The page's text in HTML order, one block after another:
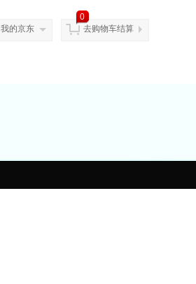
我的京东
0
去购物车结算